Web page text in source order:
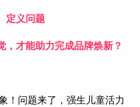
定义问题
，才能助力完成品牌焕新？
！问题来了，强生儿童活力